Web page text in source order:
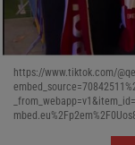
https://www.tiktok.com/